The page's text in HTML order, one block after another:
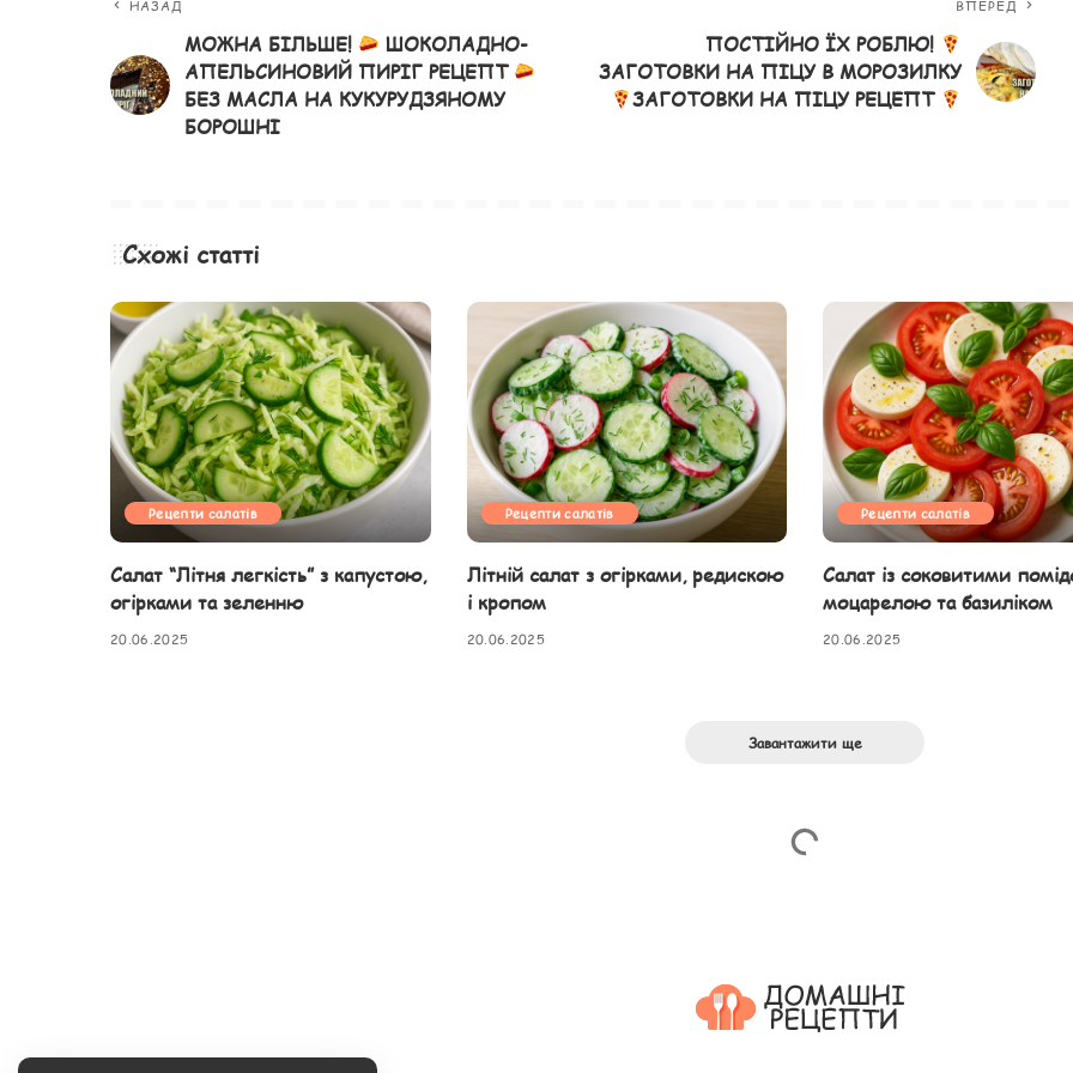
НАЗАД
МОЖНА БІЛЬШЕ!
ШОКОЛАДНО-
АПЕЛЬСИНОВИЙ ПИРІГ РЕЦЕПТ
БЕЗ МАСЛА НА КУКУРУДЗЯНОМУ
БОРОШНІ
ВПЕРЕД
ПОСТІЙНО ЇХ РОБЛЮ!
ЗАГОТОВКИ НА ПІЦУ В МОРОЗИЛКУ
ЗАГОТОВКИ НА ПІЦУ РЕЦЕПТ
Схожі статті
Рецепти салатів
Салат “Літня легкість” з капустою,
огірками та зеленню
20.06.2025
Рецепти салатів
Літній салат з огірками, редискою
і кропом
20.06.2025
Рецепти салатів
Салат із соковитими
моцарелою та базиліком
20.06.2025
Завантажити ще